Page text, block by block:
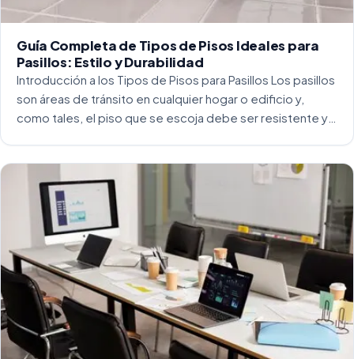
Guía Completa de Tipos de Pisos Ideales para
Pasillos: Estilo y Durabilidad
Introducción a los Tipos de Pisos para Pasillos Los pasillos
son áreas de tránsito en cualquier hogar o edificio y,
como tales, el piso que se escoja debe ser resistente y